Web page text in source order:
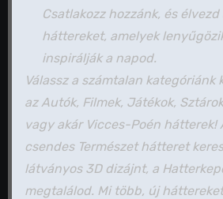
Csatlakozz hozzánk, és
háttereket, amelyek
inspirálják a napod.
Válassz a számtalan kategóriánk
az Autók, Filmek, Játékok,
vagy akár Vicces-Poén hátterek!
csendes Természet hátteret
látványos 3D dizájnt, a
megtalálod. Mi több, új